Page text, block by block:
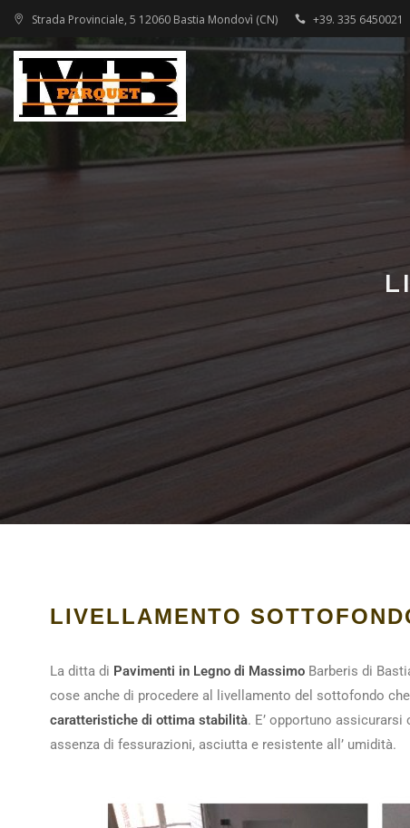
Strada Provinciale, 5 12060 Bastia Mondovì (CN) +39. 335 6450021
LIVELLAMENTO
La ditta di Pavimenti in Legno di Massimo Barberis di
cose anche di procedere al livellamento del sottofondo
caratteristiche di ottima stabilità. E’ opportuno
assenza di fessurazioni, asciutta e resistente all’ umidità.